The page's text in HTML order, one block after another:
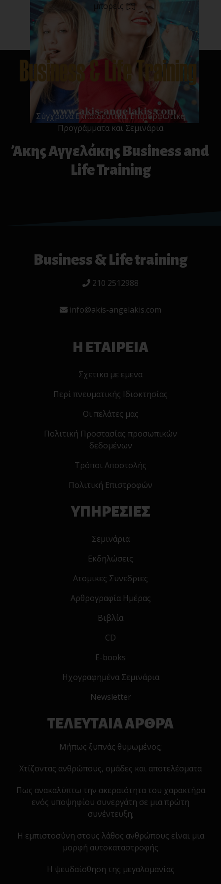
μπορείς [...]
Σύγχρονα Εκπαιδευτικά, Επιμορφωτικά
Προγράμματα και Σεμινάρια
Άκης Αγγελάκης Business and
Life Training
Business & Life training
210 2512988
info@akis-angelakis.com
Η ΕΤΑΙΡΕΙΑ
Σχετικα με εμενα
Περί πνευματικής Ιδιοκτησίας
Οι πελάτες μας
Πολιτική Προστασίας προσωπικών
δεδομένων
Τρόποι Αποστολής
Πολιτική Επιστροφών
ΥΠΗΡΕΣΙΕΣ
Σεμινάρια
Εκδηλώσεις
Ατομικες Συνεδριες
Αρθρογραφία Ημέρας
Βιβλία
CD
E-books
Ηχογραφημένα Σεμινάρια
Newsletter
ΤΕΛΕΥΤΑΙΑ ΑΡΘΡΑ
Μήπως ξυπνάς θυμωμένος;
Χτίζοντας ανθρώπους, ομάδες και αποτελέσματα
Πως ανακαλύπτω την ακεραιότητα του χαρακτήρα
ενός υποψηφίου συνεργάτη σε μια πρώτη
συνέντευξη;
Η εμπιστοσύνη στους λάθος ανθρώπους είναι μια
μορφή αυτοκαταστροφής
Η ψευδαίσθηση της μεγαλομανίας